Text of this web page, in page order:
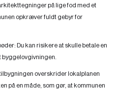
på lige fod med et
opkræver fuldt gebyr for
Du kan risikere at skulle betale en
overskrider lokalplanen
på en måde, som gør, at kommunen